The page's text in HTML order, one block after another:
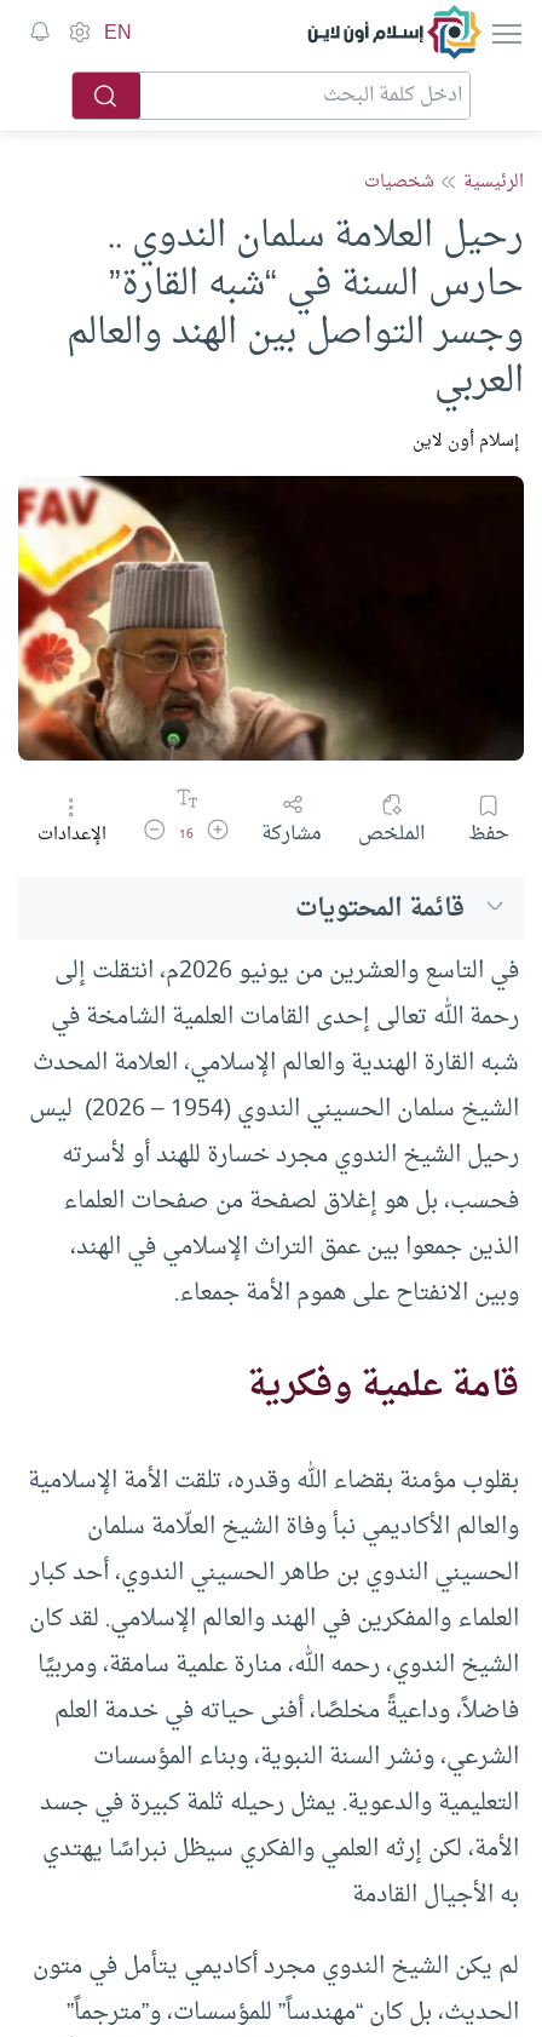
إسلام أون لاين EN
الرئيسية شخصيات
رحيل العلامة سلمان الندوي ..
حارس السنة في “شبه القارة”
وجسر التواصل بين الهند والعالم
العربي
إسلام أون لاين
حفظ الملخص مشاركة زيادة حجم الخط
16 تقليل حجم الخط
الإعدادات
قائمة المحتويات
في التاسع والعشرين من يونيو 2026م، انتقلت إلى
رحمة الله تعالى إحدى القامات العلمية الشامخة في
شبه القارة الهندية والعالم الإسلامي، العلامة المحدث
الشيخ سلمان الحسيني الندوي (1954 – 2026) ليس
رحيل الشيخ الندوي مجرد خسارة للهند أو لأسرته
فحسب، بل هو إغلاق لصفحة من صفحات العلماء
الذين جمعوا بين عمق التراث الإسلامي في الهند،
وبين الانفتاح على هموم الأمة جمعاء.
قامة علمية وفكرية
بقلوب مؤمنة بقضاء الله وقدره، تلقت الأمة الإسلامية
والعالم الأكاديمي نبأ وفاة الشيخ العلّامة سلمان
الحسيني الندوي بن طاهر الحسيني الندوي، أحد كبار
العلماء والمفكرين في الهند والعالم الإسلامي. لقد كان
الشيخ الندوي، رحمه الله، منارة علمية سامقة، ومربيًا
فاضلاً، وداعيةً مخلصًا، أفنى حياته في خدمة العلم
الشرعي، ونشر السنة النبوية، وبناء المؤسسات
التعليمية والدعوية. يمثل رحيله ثلمة كبيرة في جسد
الأمة، لكن إرثه العلمي والفكري سيظل نبراسًا يهتدي
به الأجيال القادمة
لم يكن الشيخ الندوي مجرد أكاديمي يتأمل في متون
الحديث، بل كان “مهندساً” للمؤسسات، و”مترجماً”